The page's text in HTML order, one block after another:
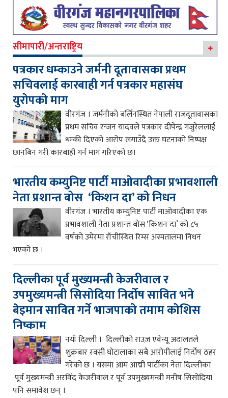
सीमापारी/अन्तराष्ट्रिय
पत्रकार धम्काउने जर्मनी दूतावासका प्रथम
सचिवलाई कारबाही गर्न पत्रकार महासंघ
युरोपको माग
वीरगंज । जर्मनीको बर्लिनस्थित नेपाली राजदूतावासका
प्रथम सचिव रन्जन यादवले पत्रकार दीपेन्द्र गजुरेललाई
धम्की दिएको आरोप लगाउँदै उक्त घटनाको निष्पक्ष
छानबिन गरी कारबाही गर्न माग गरिएको छ।
भारतीय कम्युनिष्ट पार्टी माओवादीका प्रभावशाली
नेता प्रशान्त बोस ‘किशन दा’ को निधन
वीरगंज । भारतीय कम्युनिष्ट पार्टी माओवादीका एक
प्रभावशाली नेता प्रशान्त बोस ‘किशन दा’ को ८५
वर्षको उमेरमा राँचीस्थित रिम्स अस्पतालमा निधन
भएको छ ।
दिल्लीका पूर्व मुख्यमन्त्री केजरीवाल र
उपमुख्यमन्त्री सिसोदिया निर्दोष सावित भने
बेइमान सावित गर्ने भाजपाको तमाम कोशिस
निष्काम
नयाँ दिल्ली । दिल्लीको राउज़ एवेन्यू अदालतले
शुक्रबार रक्सी घोटालाका सबै आरोपीलाई निर्दोष ठहर
गरेको छ । यसमा आम आद्मी पार्टीका नेता दिल्लीका
पूर्व मुख्यमन्त्री अरविंद केजरीवाल र पूर्व उपमुख्यमन्त्री मनीष सिसोदिया
पनि समावेश छन् ।